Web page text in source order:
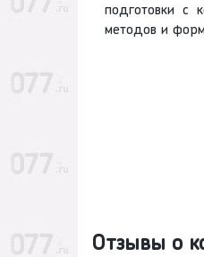
подготовки с
методов и
Отзывы о